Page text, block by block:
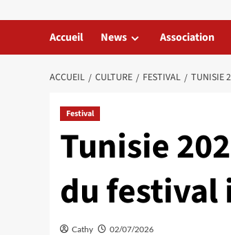
Accueil News Association
ACCUEIL CULTURE FESTIVAL TUNISIE
Festival
Tunisie
du festival
Cathy 02/07/2026